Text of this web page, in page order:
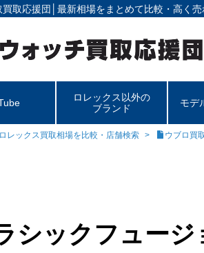
取応援団│ 最新相場をまとめて比較・高く
ロレックス以外の
ブランド
モデ
レックス買取相場を比較・店舗検索 ウブロ買
シックフュー